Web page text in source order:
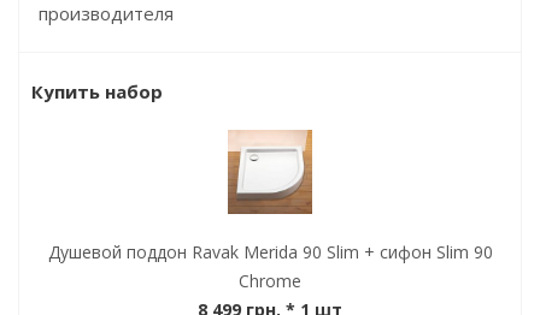
производителя
Купить набор
Душевой поддон Ravak Merida 90 Slim + сифон Slim 90
Chrome
8 499 грн. * 1 шт